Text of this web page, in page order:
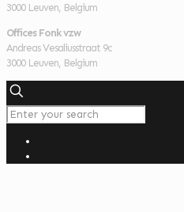
3000 Leuven, Belgium
Offices Fonk vzw
Andreas Vesaliusstraat 9c
3000 Leuven, Belgium